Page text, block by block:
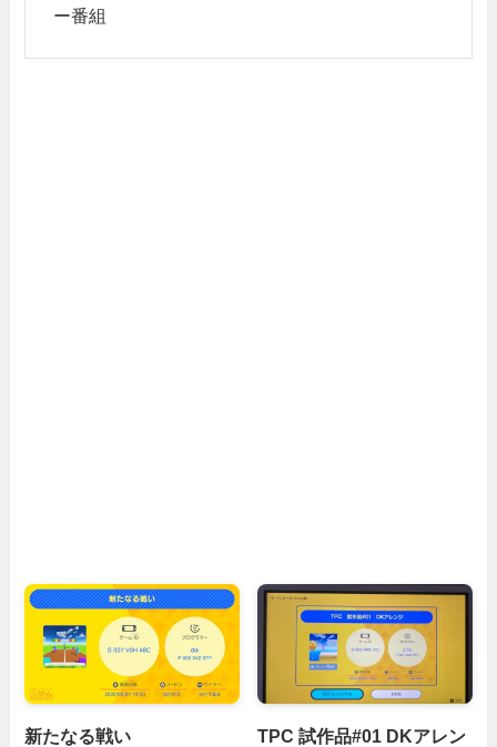
ー番組
新たなる戦い
TPC 試作品#01 DKアレン